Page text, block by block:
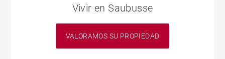
Vivir en Saubusse
VALORAMOS SU PROPIEDAD